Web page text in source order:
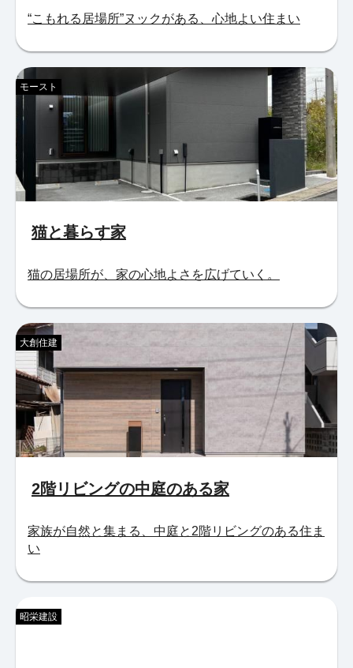
“こもれる居場所”ヌックがある、心地よい住まい
猫と暮らす家
モースト
猫の居場所が、家の心地よさを広げていく。
2階リビングの中庭のある家
大創住建
家族が自然と集まる、中庭と2階リビングのある住ま
い
昭栄建設